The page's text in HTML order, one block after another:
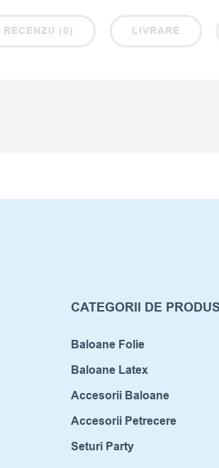
RECENZII (0) LIVRARE
CATEGORII DE
Baloane Folie
Baloane Latex
Accesorii Baloane
Accesorii Petrecere
Seturi Party